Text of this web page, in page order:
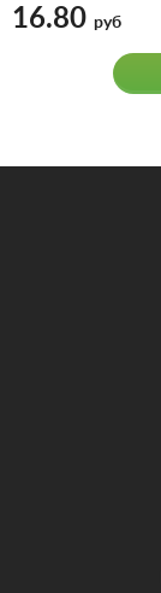
16.80 руб